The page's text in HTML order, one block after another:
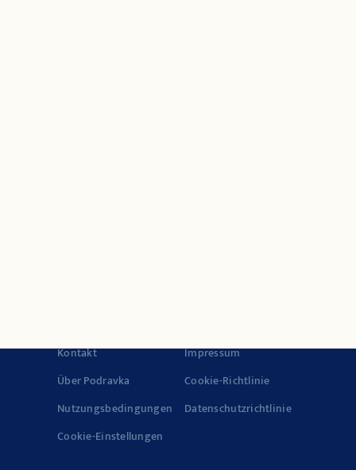
Kontakt
Impressum
Über Podravka
Cookie-Richtlinie
Nutzungsbedingungen
Datenschutzrichtlinie
Cookie-Einstellungen